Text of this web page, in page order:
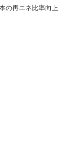
の再エネ比率向上